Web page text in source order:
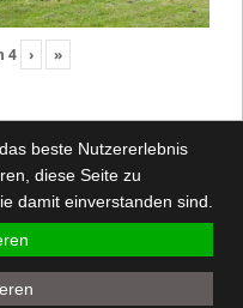
4 › »
beste Nutzererlebnis
diese Seite zu
damit einverstanden sind.